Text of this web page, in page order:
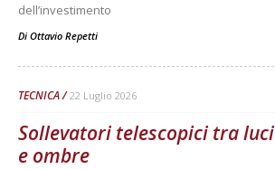
dell’investimento
Di Ottavio Repetti
TECNICA 22 Luglio 2026
Sollevatori telescopici tra luci
e ombre